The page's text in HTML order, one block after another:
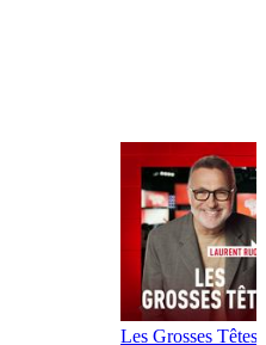
Les Grosses Têtes